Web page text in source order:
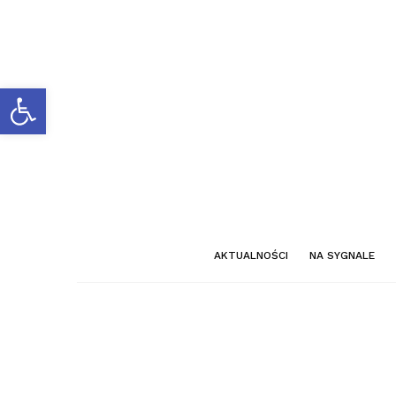
Otwórz pasek narzędzi
AKTUALNOŚCI NA SYGNALE